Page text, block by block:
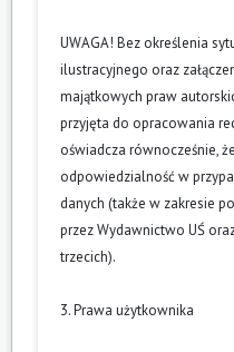
UWAGA! Bez określenia
ilustracyjnego oraz
majątkowych praw
przyjęta do opracowania
oświadcza równocześnie,
odpowiedzialność w
danych (także w zakresie
przez Wydawnictwo UŚ
trzecich).
3. Prawa użytkownika